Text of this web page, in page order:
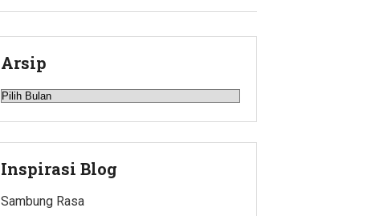
Arsip
Arsip
Inspirasi Blog
Sambung Rasa